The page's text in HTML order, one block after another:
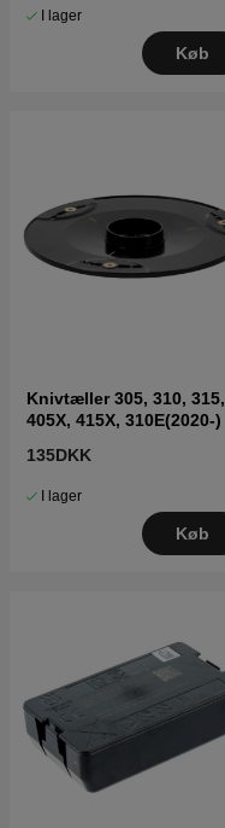
I lager
Køb
Knivtæller 305, 310, 315,
405X, 415X, 310E(2020-)
135DKK
I lager
Køb